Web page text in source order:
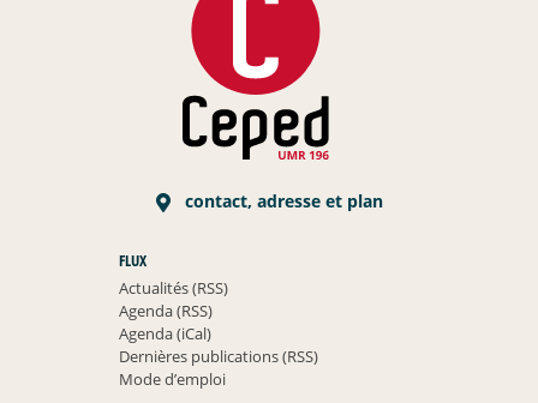
contact, adresse et plan
FLUX
Actualités (RSS)
Agenda (RSS)
Agenda (iCal)
Dernières publications (RSS)
Mode d’emploi